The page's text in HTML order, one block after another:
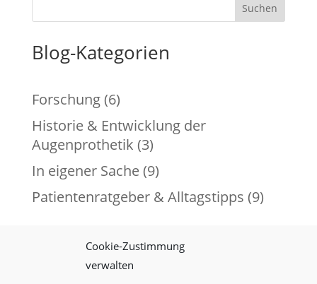
Cookie-Zustimmung
verwalten
Suchen
Blog-Kategorien
Forschung(6)
Historie & Entwicklung der
Augenprothetik (3)
In eigener Sache(9)
Patientenratgeber & Alltagstipps (9)
Impressum